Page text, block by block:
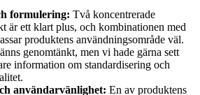
formulering: Två koncentrerade
är ett klart plus, och kombinationen med
produktens användningsområde väl.
genomtänkt, men vi hade gärna sett
information om standardisering och
användarvänlighet: En av produktens